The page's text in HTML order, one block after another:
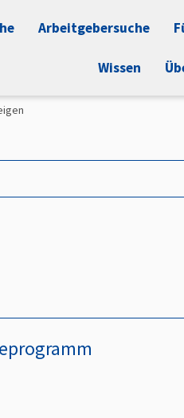
Arbeitgebersuche
Wissen